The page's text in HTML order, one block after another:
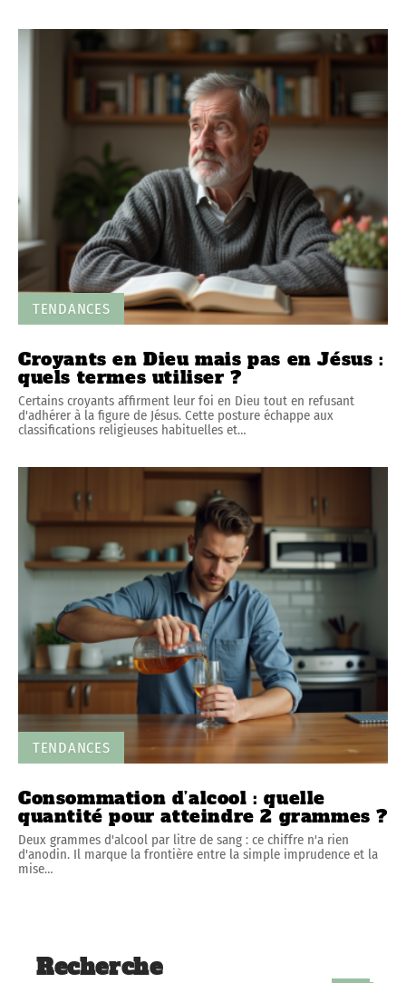
TENDANCES
Croyants en Dieu mais pas en Jésus :
quels termes utiliser ?
Certains croyants affirment leur foi en Dieu tout en refusant
d'adhérer à la figure de Jésus. Cette posture échappe aux
classifications religieuses habituelles et…
TENDANCES
Consommation d’alcool : quelle
quantité pour atteindre 2 grammes ?
Deux grammes d'alcool par litre de sang : ce chiffre n'a rien
d'anodin. Il marque la frontière entre la simple imprudence et la
mise…
Recherche